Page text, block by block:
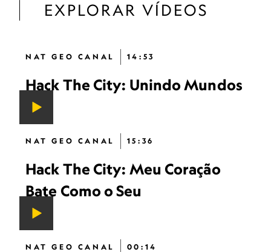
EXPLORAR VÍDEOS
NAT GEO CANAL 14:53
Hack The City: Unindo Mundos
NAT GEO CANAL 15:36
Hack The City: Meu Coração
Bate Como o Seu
NAT GEO CANAL 00:14